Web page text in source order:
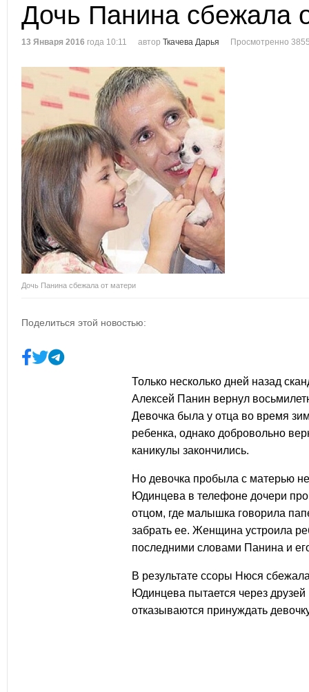
Дочь Панина сбежала
13 Января 2016 года 10:11 автор Ткачева Дарья Просмотренно
Дочь Панина сбежала от матери
Поделиться этой новостью:
Только несколько дней назад
Алексей Панин вернул
Девочка была у отца во время
ребенка, однако добровольно
каникулы закончились.
Но девочка пробыла с матерью
Юдинцева в телефоне дочери
отцом, где малышка говорила
забрать ее. Женщина устроила
последними словами Панина и
В результате ссоры Нюся
Юдинцева пытается через друзей
отказываются принуждать